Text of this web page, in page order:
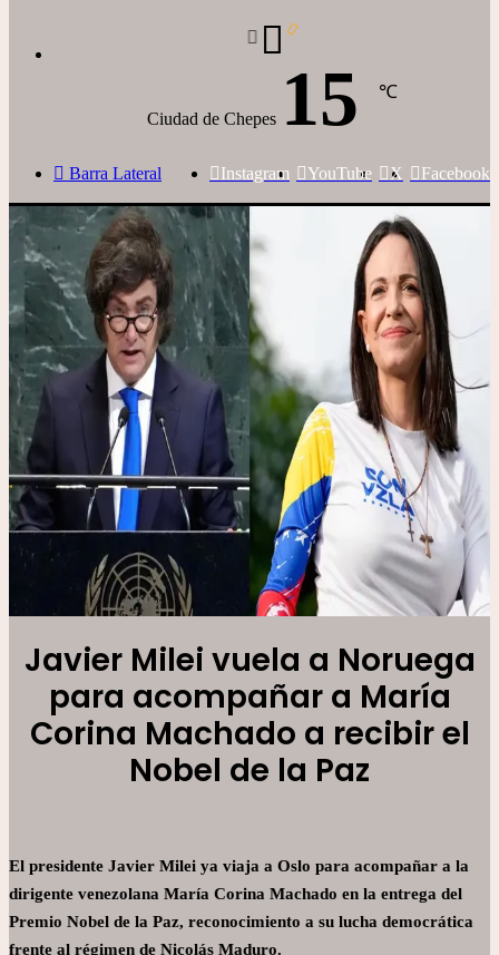
Ciudad de Chepes 15 ℃
Facebook
X
YouTube
Instagram
Barra Lateral
Javier Milei vuela a Noruega
para acompañar a María
Corina Machado a recibir el
Nobel de la Paz
El presidente Javier Milei ya viaja a Oslo para acompañar a la
dirigente venezolana María Corina Machado en la entrega del
Premio Nobel de la Paz, reconocimiento a su lucha democrática
frente al régimen de Nicolás Maduro.